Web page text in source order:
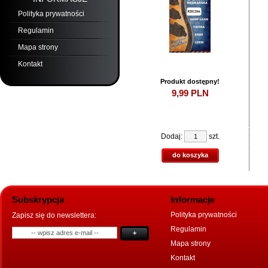
Polityka prywatności
Regulamin
Mapa strony
Kontakt
Produkt dostępny!
9,99PLN
Dodaj: szt.
do koszyka
Informacje
Subskrypcja
Zapisz się do newslettera:
+
Polityka prywatności
Regulamin
Mapa strony
Kontakt